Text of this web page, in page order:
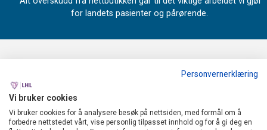
for landets pasienter og pårørende.
OM OSS
LHL
MENY
Personvernerklæring
Vi bruker cookies
Vi bruker cookies for å analysere besøk på nettsiden, med formål om å
forbedre nettstedet vårt, vise personlig tilpasset innhold og for å gi deg en